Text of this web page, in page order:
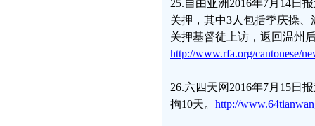
25.自由亚洲2016年7月14日
关押，其中3人包括季庆操
关押基督徒上访，返回温州
http://www.rfa.org/cantonese/
26.六四天网2016年7月15日
拘10天。 http://